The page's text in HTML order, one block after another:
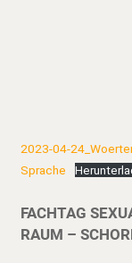
2023-04-
Sprache
FACHTAG
RAUM –